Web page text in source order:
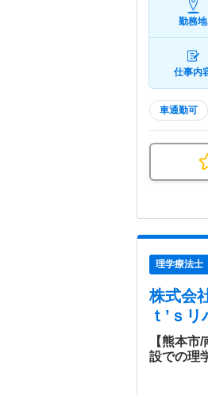
勤務地
仕事内
車通勤可
理学療法士
株式会
ｔ’ｓ
【熊本
設での理